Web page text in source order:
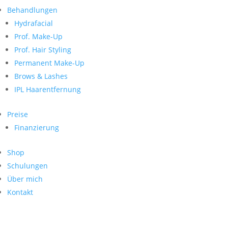
Behandlungen
Hydrafacial
Prof. Make-Up
Prof. Hair Styling
Permanent Make-Up
Brows & Lashes
IPL Haarentfernung
Preise
Finanzierung
Shop
Schulungen
Über mich
Kontakt
nach:
Neueste Kommentare
Archiv
Kategorien
Keine Kategorien
Meta
Anmelden
Feed der Einträge
WordPress.org
Search
nach:
Archive
Kontakt
Impressum
Datenschutz